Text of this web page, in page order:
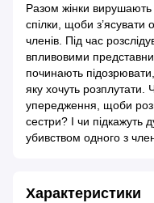
Разом жінки вирушають
спілки, щоби з’ясувати
членів. Під час
впливовими
починають
яку хочуть
упередження, щоби
сестри? І чи підкажуть
убивством одного з
Характеристики